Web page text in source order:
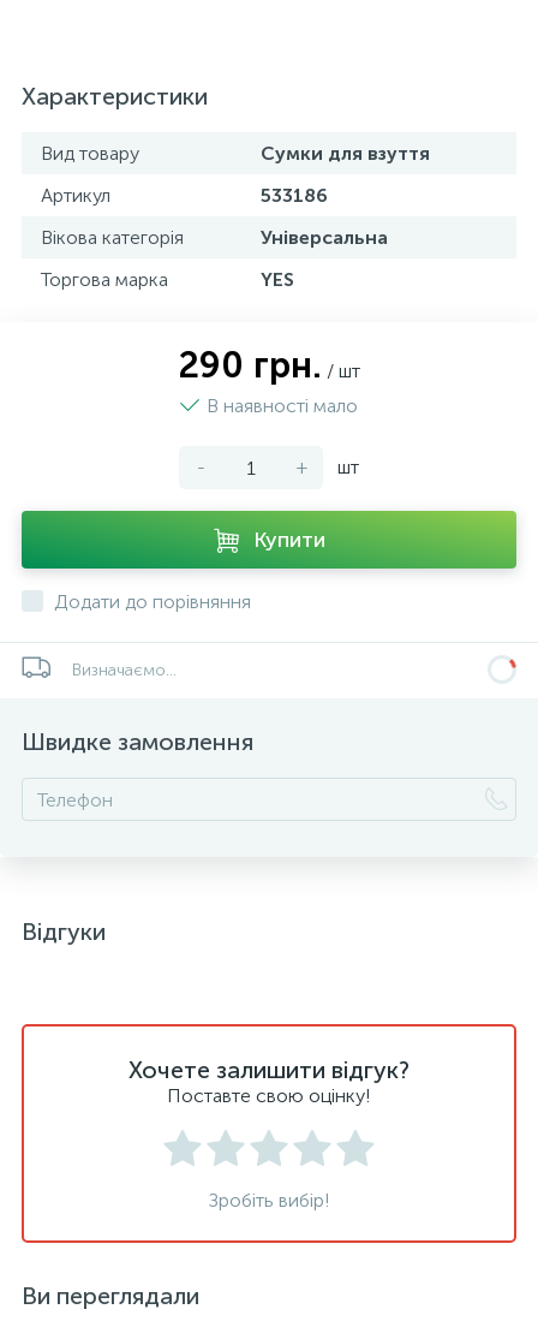
Характеристики
Вид товару
Сумки для взуття
Артикул
533186
Вікова категорія
Універсальна
Торгова марка
YES
290 грн. / шт
В наявності мало
- + шт
Купити
Додати до порівняння
Визначаємо...
Швидке замовлення
Відгуки
Хочете залишити відгук?
Поставте свою оцінку!
Зробіть вибір!
Ви переглядали